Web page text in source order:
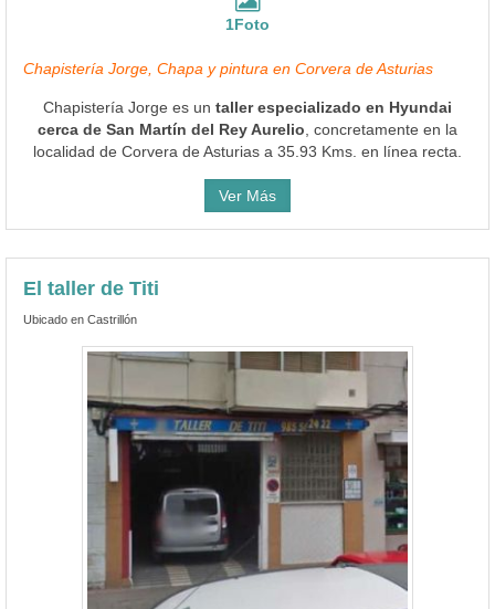
1Foto
Chapistería Jorge, Chapa y pintura en Corvera de Asturias
Chapistería Jorge es un taller especializado en Hyundai
cerca de San Martín del Rey Aurelio , concretamente en la
localidad de Corvera de Asturias a 35.93 Kms. en línea recta.
Ver Más
El taller de Titi
Ubicado en Castrillón